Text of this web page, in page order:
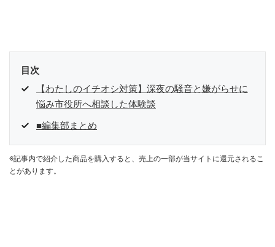
目次
【わたしのイチオシ対策】深夜の騒音と嫌がらせに
悩み市役所へ相談した体験談
■編集部まとめ
※記事内で紹介した商品を購入すると、売上の一部が当サイトに還元されるこ
とがあります。